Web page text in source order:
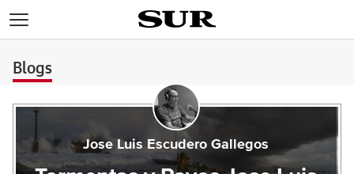
Blogs
Jose Luis Escudero Gallegos